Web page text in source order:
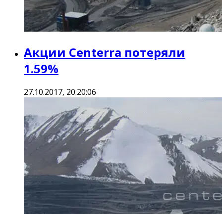
Акции Centerra потеряли
1.59%
27.10.2017, 20:20:06